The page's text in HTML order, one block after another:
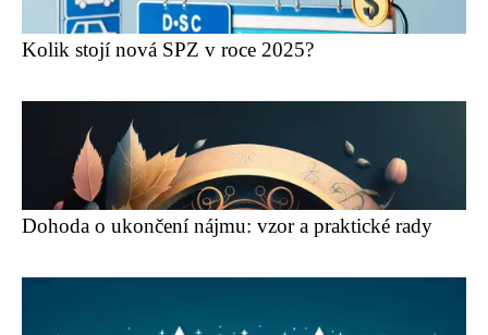
Kolik stojí nová SPZ v roce 2025?
Dohoda o ukončení nájmu: vzor a praktické rady